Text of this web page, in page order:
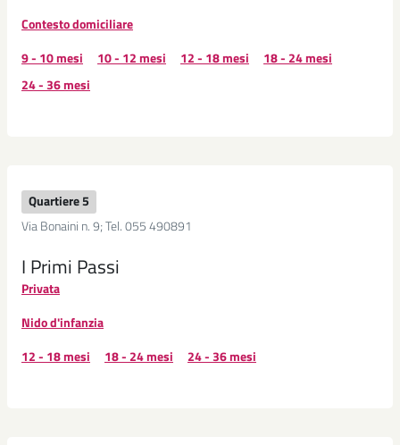
Contesto domiciliare
9 - 10 mesi
10 - 12 mesi 12 - 18 mesi
18 - 24 mesi
24 - 36 mesi
Quartiere 5
Via Bonaini n. 9; Tel. 055 490891
I Primi Passi
Privata
Nido d'infanzia
12 - 18 mesi
18 - 24 mesi 24 - 36 mesi